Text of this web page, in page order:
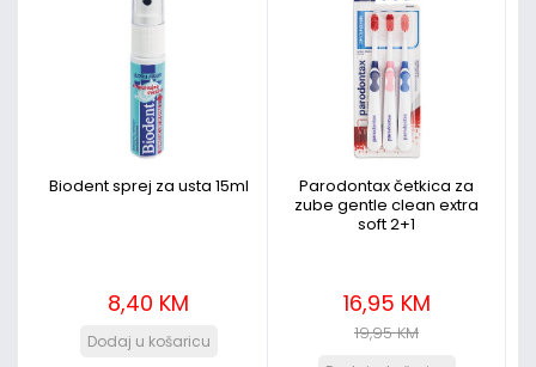
Biodent sprej za usta 15ml
8,40 KM
Parodontax četkica za
zube gentle clean extra
soft 2+1
16,95 KM
19,95 KM